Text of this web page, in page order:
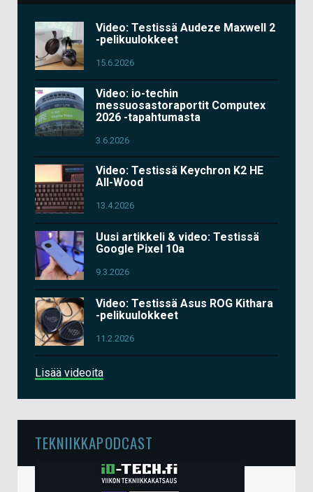
Video: Testissä Audeze Maxwell 2
-pelikuulokkeet
15.6.2026
Video: io-techin
messuosastoraportit Computex
2026 -tapahtumasta
3.6.2026
Video: Testissä Keychron K2 HE
All-Wood
13.4.2026
Uusi artikkeli & video: Testissä
Google Pixel 10a
9.3.2026
Video: Testissä Asus ROG Kithara
-pelikuulokkeet
11.2.2026
Lisää videoita
TEKNIIKKAPODCAST